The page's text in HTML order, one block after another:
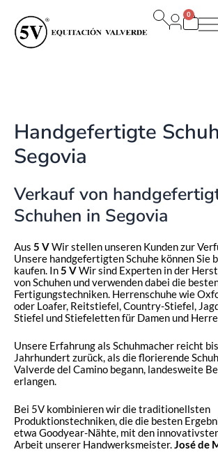
Inhalt
springen
0
Handgefertigte
Segovia
Verkauf von
Schuhen in Segovia
Aus 5 VWir stellen unseren Kunden zur
Unsere handgefertigten Schuhe können Sie
kaufen. In5 VWir sind Experten in der
von Schuhen und verwenden dabei die
Fertigungstechniken. Herrenschuhe wie
oder Loafer, Reitstiefel, Country-Stiefel,
Stiefel und Stiefeletten für Damen und
Unsere Erfahrung als Schuhmacher reicht
Jahrhundert zurück, als die florierende
Valverde del Camino begann, landesweite
erlangen.
Bei 5V kombinieren wir die traditionellsten
Produktionstechniken, die die besten
etwa Goodyear-Nähte, mit den
Arbeit unserer Handwerksmeister.José de